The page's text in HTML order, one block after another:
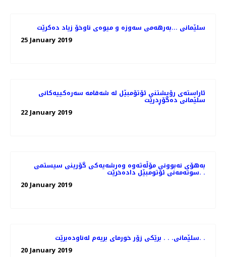
سلێمانی ...بەرهەمی سەوزە و میوەی ناوخۆ زیاد دەكرێت
25 January 2019
ئاراسته‌ی رۆیشتنی ئۆتۆمبێل له‌ شه‌قامه‌ سه‌ره‌كییه‌كانی
سلێمانی ده‌گۆڕدرێت
22 January 2019
به‌هۆی نه‌بوونی مۆڵه‌ته‌وه‌ وه‌رشه‌یه‌كی گۆرینی سیستمی
سوته‌مه‌نی ئۆتومبێل داده‌خرێت. .
20 January 2019
سلێمانی. . . برێكی زۆر خورمای بریه‌م له‌ناوده‌برێت. .
20 January 2019